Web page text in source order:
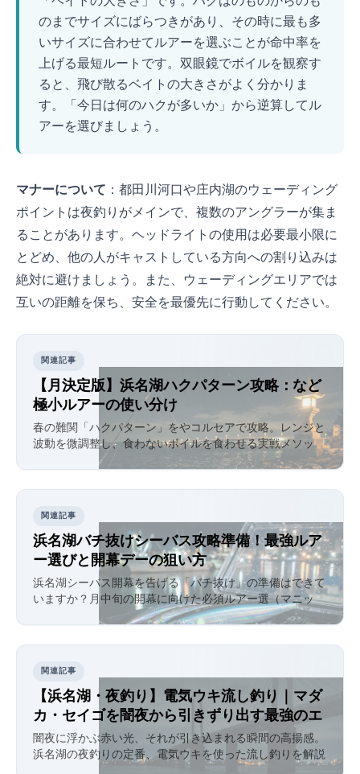
のまでサイズにばらつきがあり、その時に最も多
いサイズに合わせてルアーを選ぶことが命中率を
上げる最短ルートです。 双眼鏡でボイルを観察す
ると、飛び散るベイトの大きさがよく分かりま
す。「今日は何cmのハクが多いか」から逆算してル
アーを選びましょう。
マナーについて ：都田川河口や庄内湖のウェーディング
ポイントは夜釣りがメインで、複数のアングラーが集ま
ることがあります。ヘッドライトの使用は必要最小限に
とどめ、他の人がキャストしている方向への割り込みは
絶対に避けましょう。また、ウェーディングエリアでは
互いの距離を保ち、安全を最優先に行動してください。
関連記事
【3月決定版】浜名湖ハクパターン攻略：Sasuke SF75など
極小ルアーの使い分け
春の難関「ハクパターン」をSasuke SF75やコルセア65で攻略。レンジと
波動を微調整し、食わないボイルを食わせる実戦メソッ
関連記事
浜名湖バチ抜けシーバス攻略準備！最強ルア
ー選びと開幕Xデーの狙い方
浜名湖シーバス開幕を告げる「バチ抜け」の準備はできて
いますか？2月中旬の開幕に向けた必須ルアー3選（マニッ
ク、エリテン、にょろにょろ）や、表浜名湖から始まるエ
クルメンテナンスを徹底解説します。
関連記事
【浜名湖・夜釣り】電気ウキ流し釣り｜マダ
カ・セイゴを闇夜から引きずり出す最強のエ
サ釣り
闇夜に浮かぶ赤い光、それが引き込まれる瞬間の高揚感。
浜名湖の夜釣りの定番、電気ウキを使った流し釣りを解説